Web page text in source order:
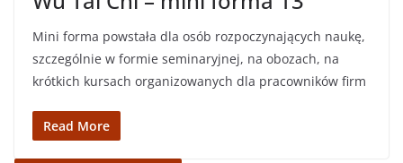
Mini forma powstała dla osób rozpoczynających naukę,
szczególnie w formie seminaryjnej, na obozach, na
krótkich kursach organizowanych dla pracowników firm
Read More